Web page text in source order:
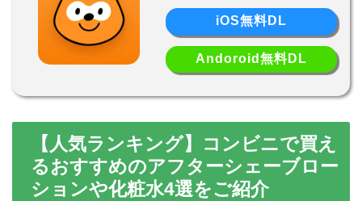
iOS無料DL
Andoroid無料DL
【人気ランキング】コンビニで買え
るおすすめのアフターシェーブロー
ションや化粧水4選をご紹介